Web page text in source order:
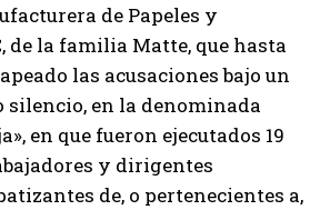
de Papeles y
de la familia Matte, que hasta
las acusaciones bajo un
silencio, en la denominada
en que fueron ejecutados 19
y dirigentes
de, o pertenecientes a,